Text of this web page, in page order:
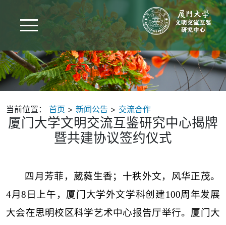
当前位置： 首页 > 新闻公告 > 交流合作
厦门大学文明交流互鉴研究中心揭牌
暨共建协议签约仪式
四月芳菲，葳蕤生香；十秩外文，风华正茂。
4月8日上午，厦门大学外文学科创建100周年发展
大会在思明校区科学艺术中心报告厅举行。厦门大